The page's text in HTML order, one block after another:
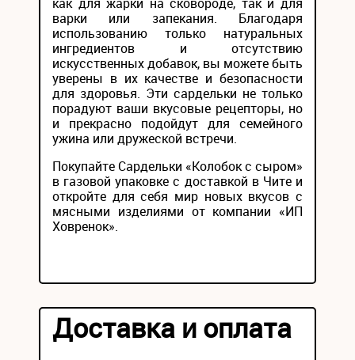
варки или запекания. Благодаря
использованию только натуральных
ингредиентов и отсутствию
искусственных добавок, вы можете быть
уверены в их качестве и безопасности
для здоровья. Эти сардельки не только
порадуют ваши вкусовые рецепторы, но
и прекрасно подойдут для семейного
ужина или дружеской встречи.
Покупайте Сардельки «Колобок с сыром»
в газовой упаковке с доставкой в Чите и
откройте для себя мир новых вкусов с
мясными изделиями от компании «ИП
Ховренок».
Доставка и оплата